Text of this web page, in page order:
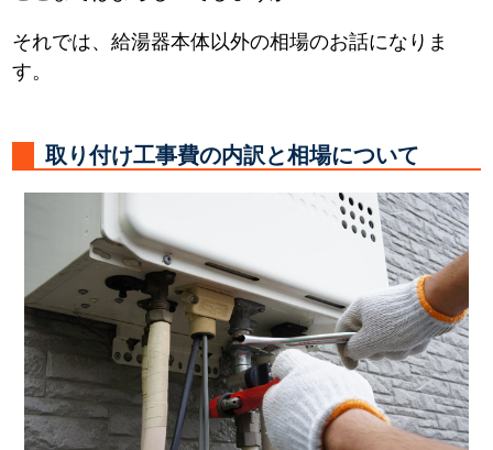
それでは、給湯器本体以外の相場のお話になりま
す。
取り付け工事費の内訳と相場について